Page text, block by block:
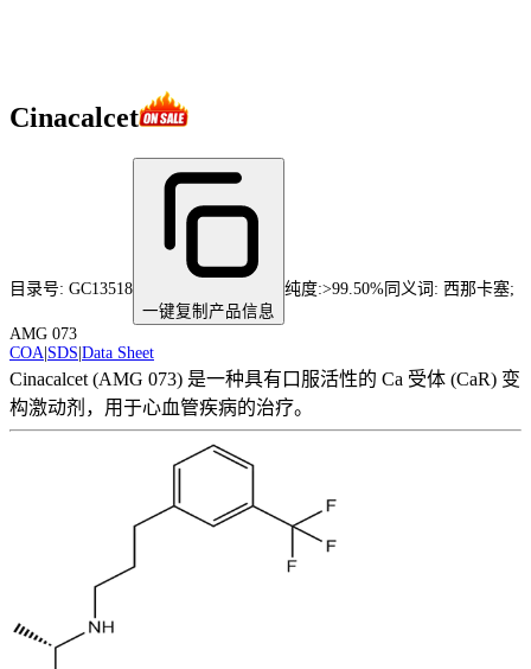
Cinacalcet
目录号: GC13518
一键复制产品信息
纯度:>99.50% 同义词: 西那卡塞;
AMG 073
COA SDS Data Sheet
Cinacalcet (AMG 073) 是一种具有口服活性的 Ca 受体 (CaR) 变
构激动剂，用于心血管疾病的治疗。